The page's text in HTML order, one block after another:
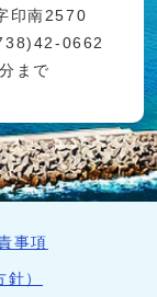
印南2570
0662
まで
事項
）